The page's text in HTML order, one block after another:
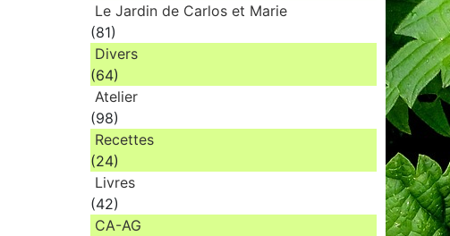
Le Jardin de Carlos et Marie
(81)
Divers
(64)
Atelier
(98)
Recettes
(24)
Livres
(42)
CA-AG